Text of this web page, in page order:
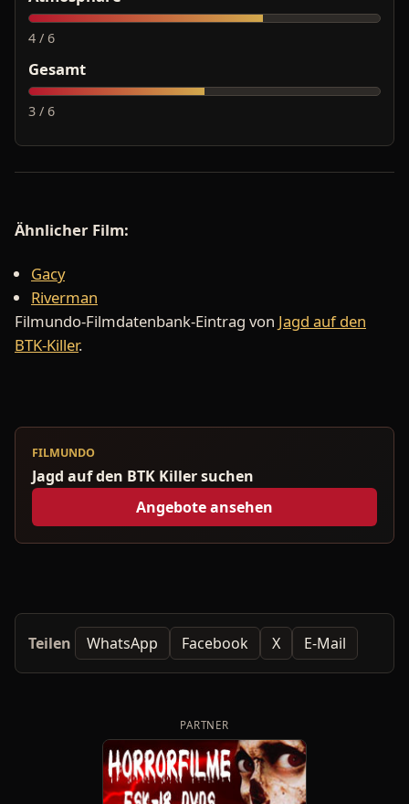
4 / 6
Gesamt
3 / 6
Ähnlicher Film:
Gacy
Riverman
Filmundo-Filmdatenbank-Eintrag von Jagd auf den
BTK-Killer.
FILMUNDO
Jagd auf den BTK Killer suchen
Angebote ansehen
Teilen WhatsApp Facebook X E-Mail
PARTNER